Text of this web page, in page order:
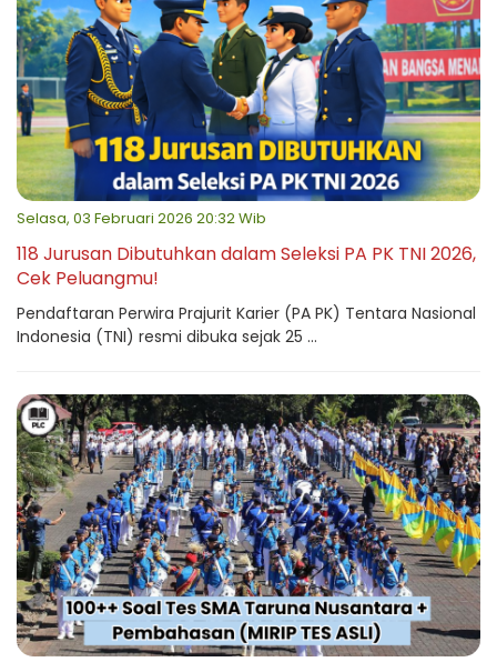
Selasa, 03 Februari 2026 20:32 Wib
118 Jurusan Dibutuhkan dalam Seleksi PA PK TNI 2026,
Cek Peluangmu!
Pendaftaran Perwira Prajurit Karier (PA PK) Tentara Nasional
Indonesia (TNI) resmi dibuka sejak 25 ...